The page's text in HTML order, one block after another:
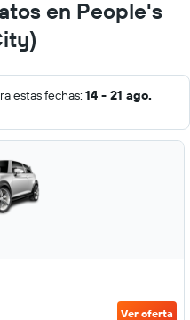
en People's
estas fechas: 14 - 21 ago.
Ver oferta